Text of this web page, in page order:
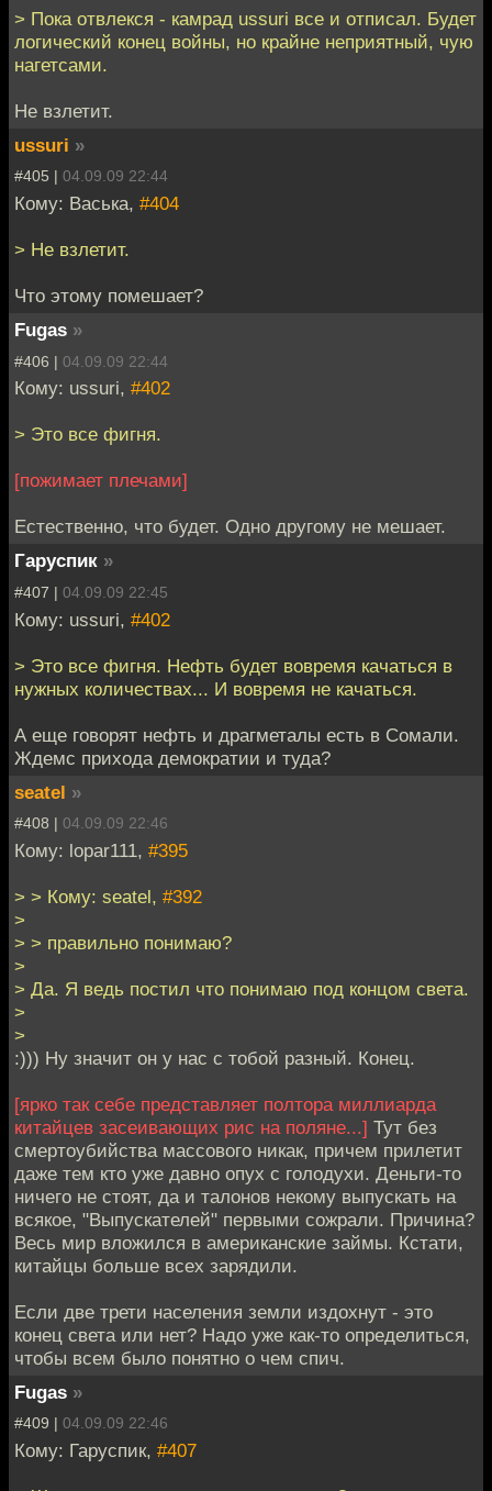
> Пока отвлекся - камрад ussuri все и отписал. Будет
логический конец войны, но крайне неприятный, чую
нагетсами.
Не взлетит.
ussuri »
#405 | 04.09.09 22:44
Кому: Васька, #404
> Не взлетит.
Что этому помешает?
Fugas »
#406 | 04.09.09 22:44
Кому: ussuri, #402
> Это все фигня.
[пожимает плечами]
Естественно, что будет. Одно другому не мешает.
Гаруспик »
#407 | 04.09.09 22:45
Кому: ussuri, #402
> Это все фигня. Нефть будет вовремя качаться в
нужных количествах... И вовремя не качаться.
А еще говорят нефть и драгметалы есть в Сомали.
Ждемс прихода демократии и туда?
seatel »
#408 | 04.09.09 22:46
Кому: lopar111, #395
> > Кому: seatel, #392
>
> > правильно понимаю?
>
> Да. Я ведь постил что понимаю под концом света.
>
>
:))) Ну значит он у нас с тобой разный. Конец.
[ярко так себе представляет полтора миллиарда
китайцев засеивающих рис на поляне...] Тут без
смертоубийства массового никак, причем прилетит
даже тем кто уже давно опух с голодухи. Деньги-то
ничего не стоят, да и талонов некому выпускать на
всякое, "Выпускателей" первыми сожрали. Причина?
Весь мир вложился в американские займы. Кстати,
китайцы больше всех зарядили.
Если две трети населения земли издохнут - это
конец света или нет? Надо уже как-то определиться,
чтобы всем было понятно о чем спич.
Fugas »
#409 | 04.09.09 22:46
Кому: Гаруспик, #407